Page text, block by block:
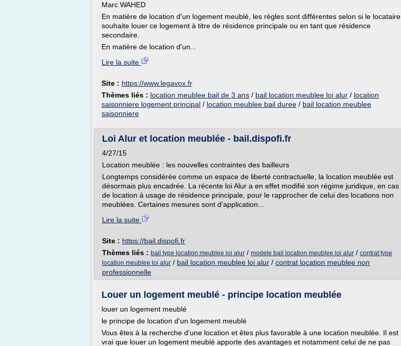
Marc WAHED
En matière de location d'un logement meublé, les règles sont différentes selon si le locataire
souhaite louer ce logement à titre de résidence principale ou en tant que résidence
secondaire.
En matière de location d'un...
Lire la suite
Site : https://www.legavox.fr
Thèmes liés : location meublee bail de 3 ans / bail location meublee loi alur / location
saisonniere logement principal / location meublee bail duree / bail location meublee
saisonniere
Loi Alur et location meublée - bail.dispofi.fr
4/27/15
Location meublée : les nouvelles contraintes des bailleurs
Longtemps considérée comme un espace de liberté contractuelle, la location meublée est
désormais plus encadrée. La récente loi Alur a en effet modifié son régime juridique, en cas
de location à usage de résidence principale, pour le rapprocher de celui des locations non
meublées. Certaines mesures sont d'application...
Lire la suite
Site : https://bail.dispofi.fr
Thèmes liés : bail type location meublee loi alur / modele bail location meublee loi alur / contrat type
location meublee loi alur / bail location meublee loi alur / contrat location meublee non
professionnelle
Louer un logement meublé - principe location meublée
louer un logement meublé
le principe de location d'un logement meublé
Vous êtes à la recherche d'une location et êtes plus favorable à une location meublée. Il est
vrai que louer un logement meublé apporte des avantages et notamment celui de ne pas